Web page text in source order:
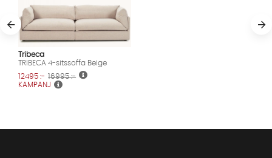
Tribeca
TRIBECA 4-sitssoffa Beige
KAMPANJ
12495 :- 16995 :-